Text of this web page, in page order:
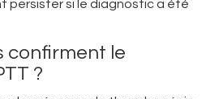
persister si le diagnostic a été
confirment le
?